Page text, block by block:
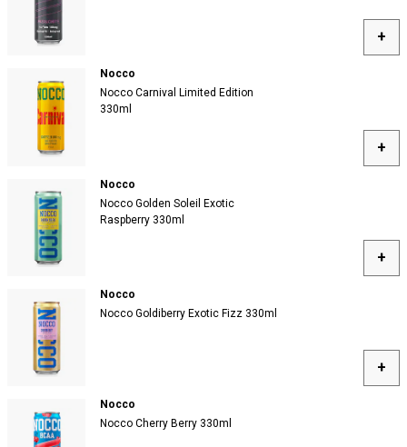
+
Nocco
Nocco Carnival Limited Edition
330ml
+
Nocco
Nocco Golden Soleil Exotic
Raspberry 330ml
+
Nocco
Nocco Goldiberry Exotic Fizz 330ml
+
Nocco
Nocco Cherry Berry 330ml